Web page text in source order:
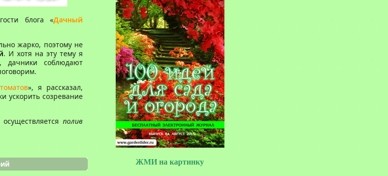
блога «Дачный
жарко, поэтому не
. И хотя на эту тему я
соблюдают
», я рассказал,
ускорить созревание
полив
ЖМИ на картинку